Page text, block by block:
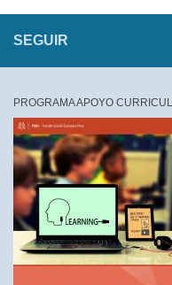
SEGUIR
PROGRAMA APOYO